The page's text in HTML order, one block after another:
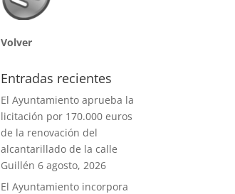
Volver
Entradas recientes
El Ayuntamiento aprueba la
licitación por 170.000 euros
de la renovación del
alcantarillado de la calle
Guillén 6 agosto, 2026
El Ayuntamiento incorpora